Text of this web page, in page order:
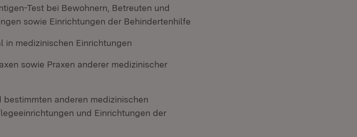
Test bei Bewohnern, Betreuten und
sowie Einrichtungen der Behindertenhilfe
in medizinischen Einrichtungen
sowie Praxen anderer medizinischer
anderen medizinischen
und Einrichtungen der